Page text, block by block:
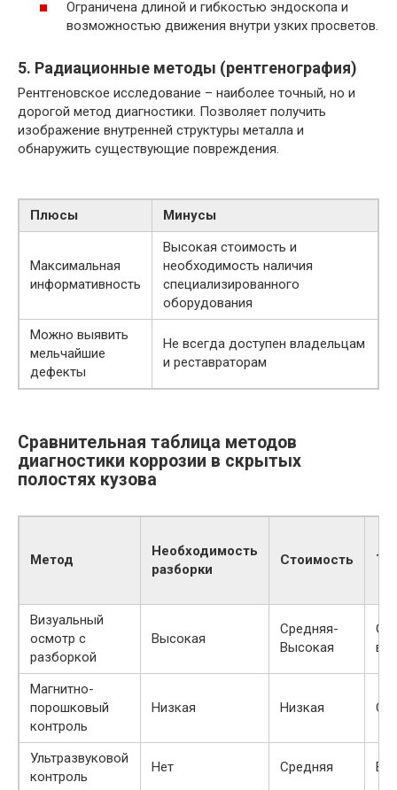
Ограничена длиной и гибкостью эндоскопа и
возможностью движения внутри узких просветов.
5. Радиационные методы (рентгенография)
Рентгеновское исследование – наиболее точный, но и
дорогой метод диагностики. Позволяет получить
изображение внутренней структуры металла и
обнаружить существующие повреждения.
Плюсы Минусы
Максимальная
информативность
Высокая стоимость и
необходимость наличия
специализированного
оборудования
Можно выявить
мельчайшие
дефекты
Не всегда доступен владельцам
и реставраторам
Сравнительная таблица методов
диагностики коррозии в скрытых
полостях кузова
Метод
Необходимость
разборки
Стоимость
Визуальный
осмотр с
разборкой
Высокая
Средняя-
Высокая
Магнитно-
порошковый
контроль
Низкая Низкая
Ультразвуковой
контроль
Нет Средняя